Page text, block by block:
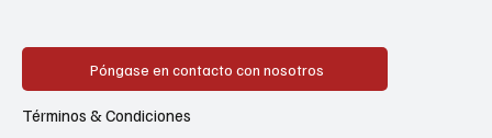
Póngase en contacto con nosotros
Términos & Condiciones